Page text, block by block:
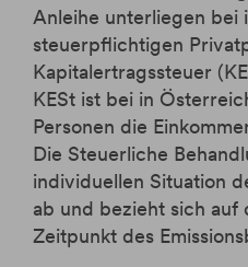
Anleihe unterliegen bei
steuerpflichtigen
Kapitalertragssteuer
KESt ist bei in
Personen die
Die Steuerliche
individuellen Situation
ab und bezieht sich auf
Zeitpunkt des